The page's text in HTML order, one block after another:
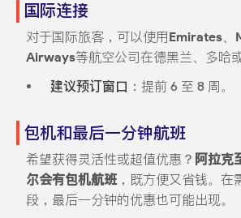
国际连接
对于国际旅客，可以使用Emirates、
Airways等航空公司在德黑兰、多哈
建议预订窗口 ：提前 6 至 8 周。
包机和最后一分钟航班
希望获得灵活性或超值优惠？ 阿拉克
尔会有包机航班，既方便又省钱。在
段，最后一分钟的优惠也可能出现。